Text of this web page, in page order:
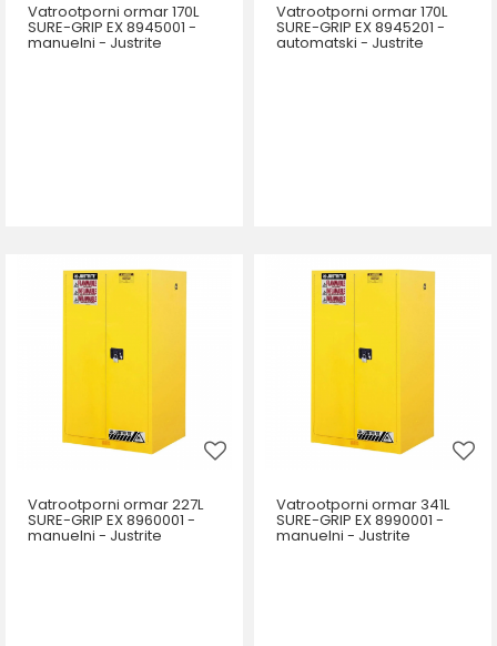
Vatrootporni ormar 170L
SURE-GRIP EX 8945001 -
manuelni - Justrite
Vatrootporni ormar 170L
SURE-GRIP EX 8945201 -
automatski - Justrite
Vatrootporni ormar 227L
SURE-GRIP EX 8960001 -
manuelni - Justrite
Vatrootporni ormar 341L
SURE-GRIP EX 8990001 -
manuelni - Justrite